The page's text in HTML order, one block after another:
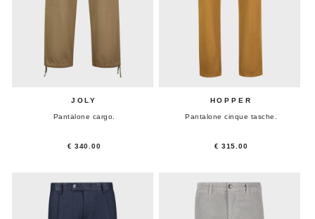
JOLY
Pantalone cargo.
€ 340.00
HOPPER
Pantalone cinque tasche.
€ 315.00